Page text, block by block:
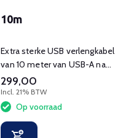
10m
Extra sterke USB verlengkabel
van 10 meter van USB-A naar
USB-C voor oa Logitech Tap.
299,00
Incl. 21% BTW
Op voorraad